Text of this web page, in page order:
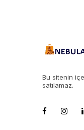
Bu sitenin
satılamaz.